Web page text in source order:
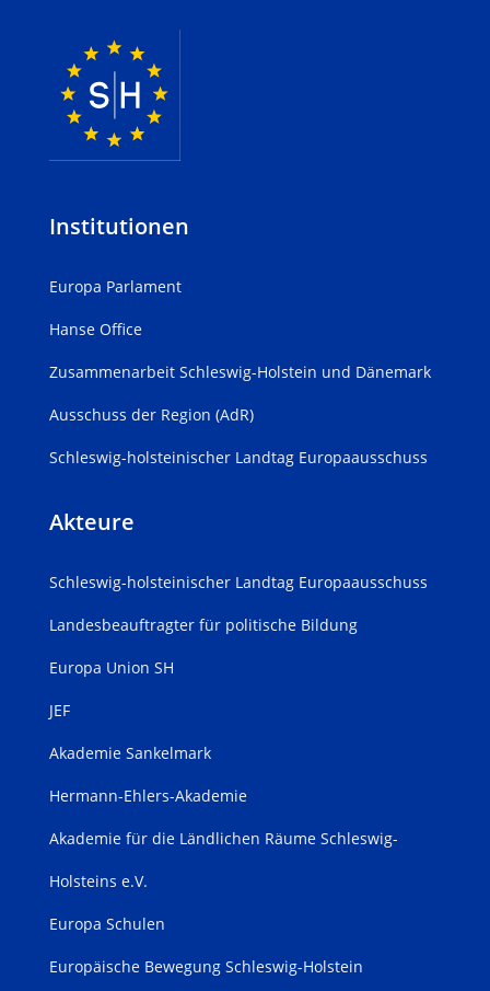
Institutionen
Europa Parlament
Hanse Office
Zusammenarbeit Schleswig-Holstein und Dänemark
Ausschuss der Region (AdR)
Schleswig-holsteinischer Landtag Europaausschuss
Akteure
Schleswig-holsteinischer Landtag Europaausschuss
Landesbeauftragter für politische Bildung
Europa Union SH
JEF
Akademie Sankelmark
Hermann-Ehlers-Akademie
Akademie für die Ländlichen Räume Schleswig-
Holsteins e.V.
Europa Schulen
Europäische Bewegung Schleswig-Holstein